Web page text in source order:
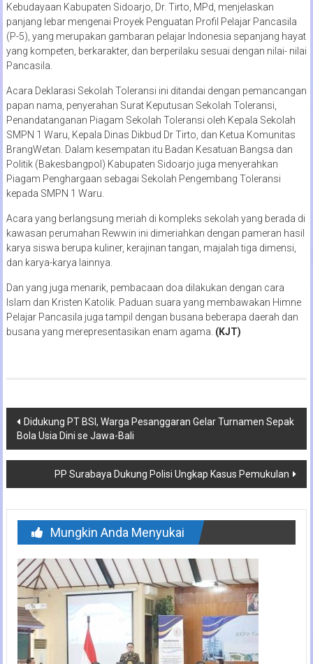
Kebudayaan Kabupaten Sidoarjo, Dr. Tirto, MPd, menjelaskan
panjang lebar mengenai Proyek Penguatan Profil Pelajar Pancasila
(P-5), yang merupakan gambaran pelajar Indonesia sepanjang hayat
yang kompeten, berkarakter, dan berperilaku sesuai dengan nilai- nilai
Pancasila.
Acara Deklarasi Sekolah Toleransi ini ditandai dengan pemancangan
papan nama, penyerahan Surat Keputusan Sekolah Toleransi,
Penandatanganan Piagam Sekolah Toleransi oleh Kepala Sekolah
SMPN 1 Waru, Kepala Dinas Dikbud Dr Tirto, dan Ketua Komunitas
BrangWetan. Dalam kesempatan itu Badan Kesatuan Bangsa dan
Politik (Bakesbangpol) Kabupaten Sidoarjo juga menyerahkan
Piagam Penghargaan sebagai Sekolah Pengembang Toleransi
kepada SMPN 1 Waru.
Acara yang berlangsung meriah di kompleks sekolah yang berada di
kawasan perumahan Rewwin ini dimeriahkan dengan pameran hasil
karya siswa berupa kuliner, kerajinan tangan, majalah tiga dimensi,
dan karya-karya lainnya.
Dan yang juga menarik, pembacaan doa dilakukan dengan cara
Islam dan Kristen Katolik. Paduan suara yang membawakan Himne
Pelajar Pancasila juga tampil dengan busana beberapa daerah dan
busana yang merepresentasikan enam agama. (KJT)
Navigasi
pos
Didukung PT BSI, Warga Pesanggaran Gelar Turnamen Sepak
Bola Usia Dini se Jawa-Bali
PP Surabaya Dukung Polisi Ungkap Kasus Pemukulan
Mungkin Anda Menyukai